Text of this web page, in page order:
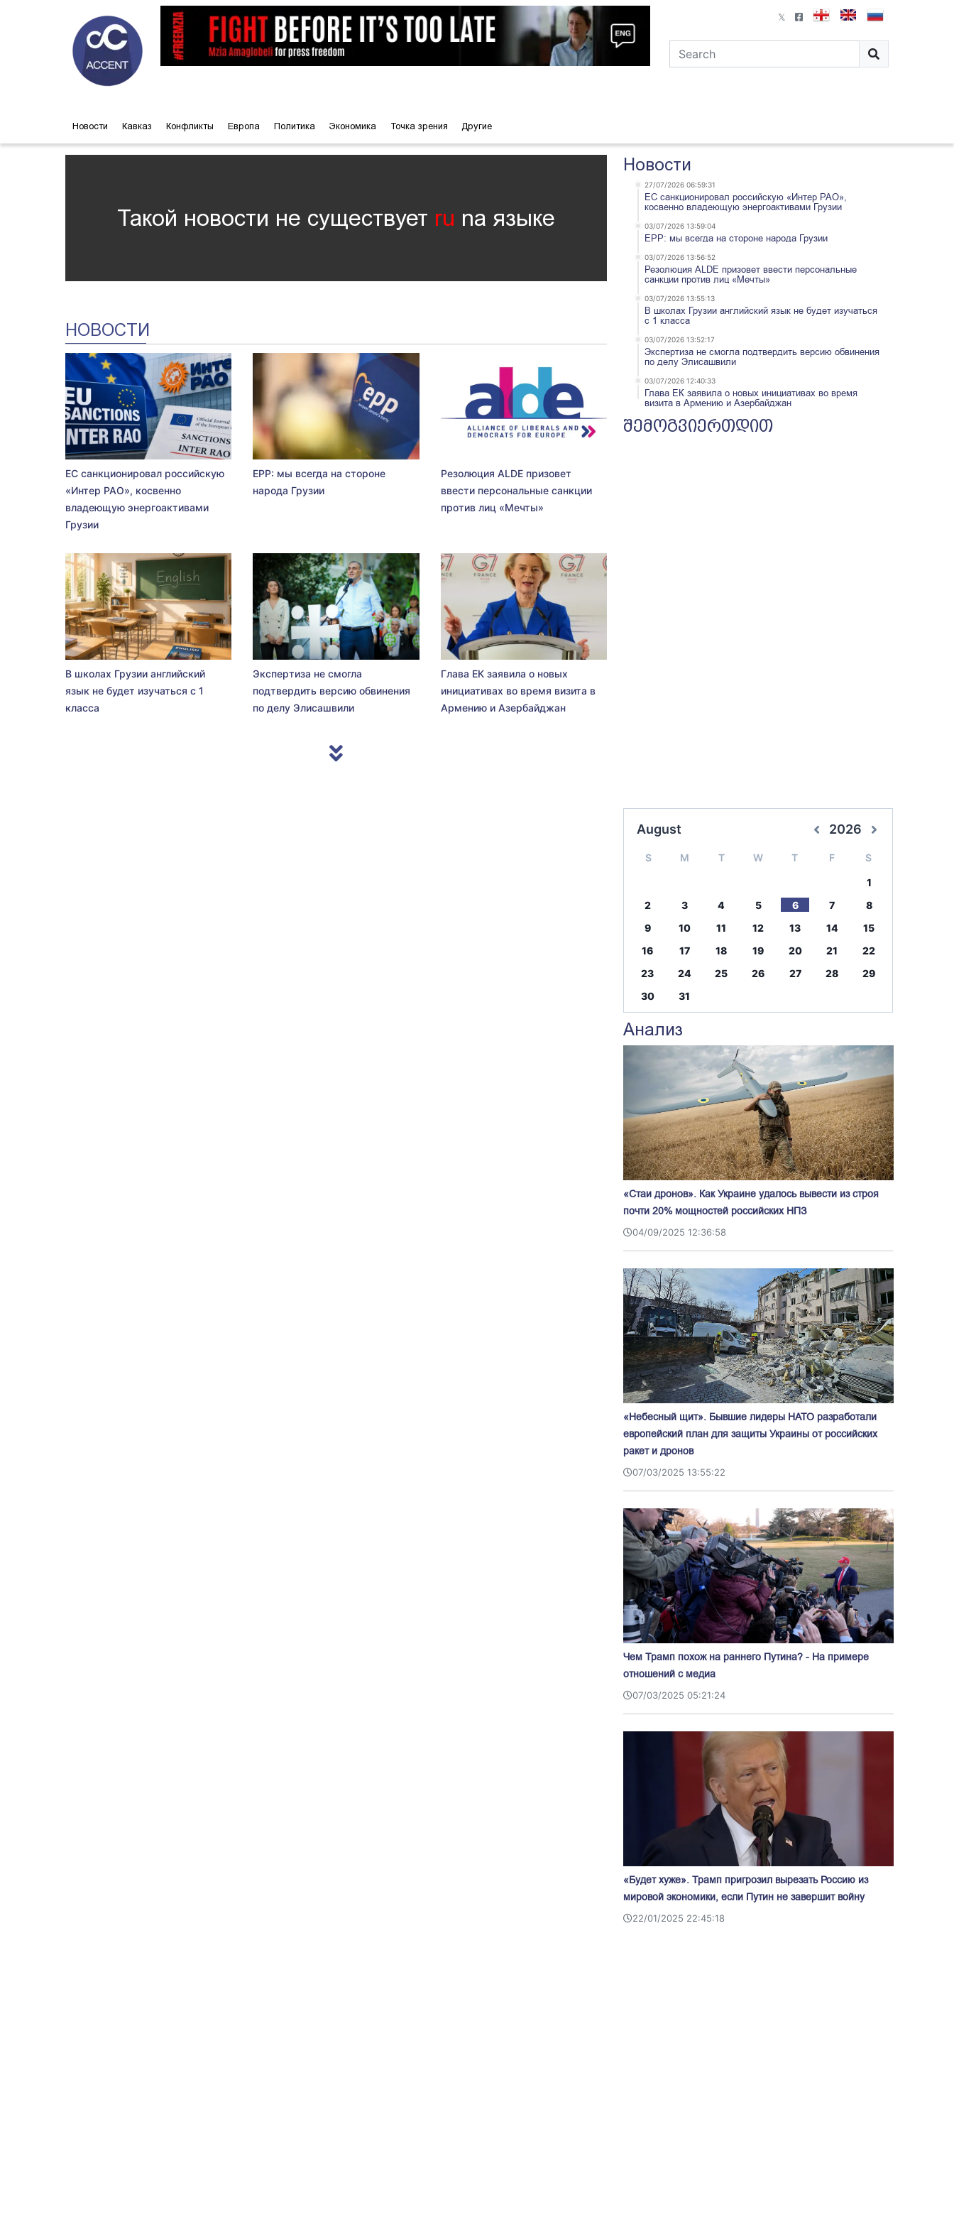
Новости Кавказ Конфликты Европа Политика Экономика Точка зрения Другие
Такой новости не существует ru nа языке
НОВОСТИ
ЕС санкционировал российскую
«Интер РАО», косвенно
владеющую энергоактивами
Грузии
EPP: мы всегда на стороне
народа Грузии
Резолюция ALDE призовет
ввести персональные санкции
против лиц «Мечты»
В школах Грузии английский
язык не будет изучаться с 1
класса
Экспертиза не смогла
подтвердить версию обвинения
по делу Элисашвили
Глава ЕК заявила о новых
инициативах во время визита в
Армению и Азербайджан
Новости
27/07/2026 06:59:31
ЕС санкционировал российскую «Интер РАО»,
косвенно владеющую энергоактивами Грузии
03/07/2026 13:59:04
EPP: мы всегда на стороне народа Грузии
03/07/2026 13:56:52
Резолюция ALDE призовет ввести персональные
санкции против лиц «Мечты»
03/07/2026 13:55:13
В школах Грузии английский язык не будет изучаться
с 1 класса
03/07/2026 13:52:17
Экспертиза не смогла подтвердить версию обвинения
по делу Элисашвили
03/07/2026 12:40:33
Глава ЕК заявила о новых инициативах во время
визита в Армению и Азербайджан
შემოგვიერთდით
August 2026
S M T W T F S
1
2
3 4 5 6 7
8
9
10 11 12 13 14
15
16
17 18 19 20 21
22
23
24 25 26 27 28
29
30
31
Анализ
«Стаи дронов». Как Украине удалось вывести из строя
почти 20% мощностей российских НПЗ
04/09/2025 12:36:58
«Небесный щит». Бывшие лидеры НАТО разработали
европейский план для защиты Украины от российских
ракет и дронов
07/03/2025 13:55:22
Чем Трамп похож на раннего Путина? - На примере
отношений с медиа
07/03/2025 05:21:24
«Будет хуже». Трамп пригрозил вырезать Россию из
мировой экономики, если Путин не завершит войну
22/01/2025 22:45:18